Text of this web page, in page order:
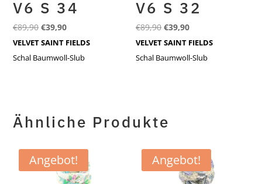
V6 S 34
€89,90 Ursprünglicher
Preis
war:
€39,90Aktueller
Preis
ist:
VELVET SAINT FIELDS
Schal Baumwoll-Slub
V6 S 32
€89,90 Ursprünglicher
Preis
war:
€39,90Aktueller
Preis
ist:
VELVET SAINT FIELDS
Schal Baumwoll-Slub
Ähnliche Produkte
Angebot! Angebot!